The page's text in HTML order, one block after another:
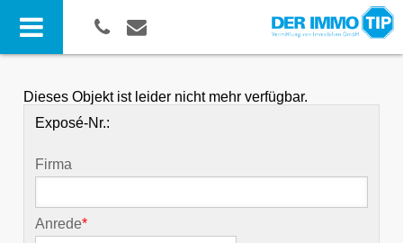
Dieses Objekt ist leider nicht mehr verfügbar.
Exposé-Nr.:
Firma
Anrede*